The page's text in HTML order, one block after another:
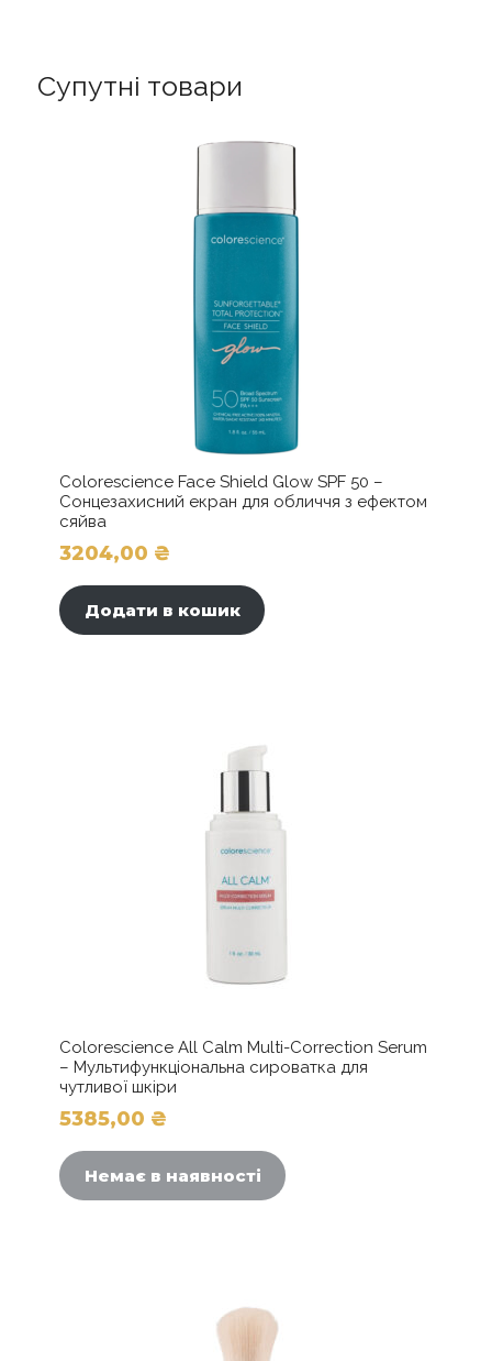
з
Супутні товари
Colorescience Face Shield Glow SPF 50 –
Сонцезахисний екран для обличчя з ефектом
сяйва
3204,00 ₴
Додати в кошик
Colorescience All Calm Multi-Correction Serum
– Мультифункціональна сироватка для
чутливої шкіри
5385,00 ₴
Немає в наявності